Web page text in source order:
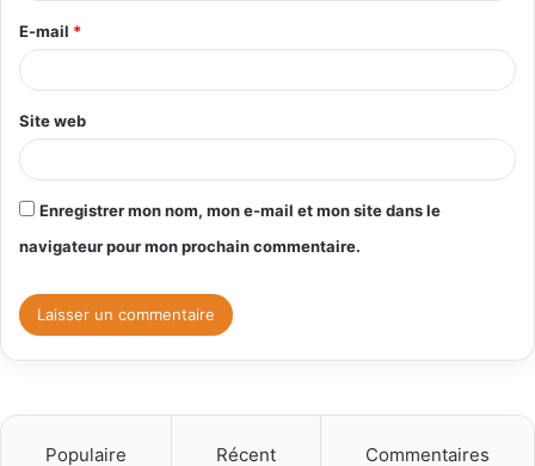
e
*
E-mail *
Site web
Enregistrer mon nom, mon e-mail et mon site dans le
navigateur pour mon prochain commentaire.
Populaire Récent Commentaires